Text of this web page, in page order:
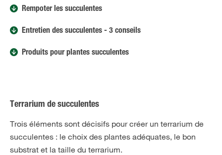
Rempoter les succulentes
Entretien des succulentes - 3 conseils
Produits pour plantes succulentes
Terrarium de succulentes
Trois éléments sont décisifs pour créer un terrarium de
succulentes : le choix des plantes adéquates, le bon
substrat et la taille du terrarium.